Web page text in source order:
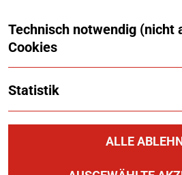
Technisch notwendig (nicht
Cookies
Statistik
ALLE
IMPRESSUM
DATENSCHUTZ
COOKIES